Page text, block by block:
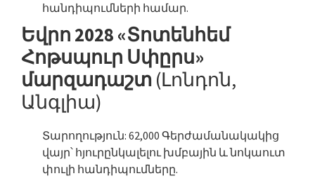
հանդիպումների համար.
Եվրո 2028 «Տոտենհեմ
Հոթսպուր Սփըրս»
մարզադաշտ (Լոնդոն,
Անգլիա)
Տարողություն: 62,000 Գերժամանակակից
վայր՝ հյուրընկալելու խմբային և նոկաուտ
փուլի հանդիպումները.